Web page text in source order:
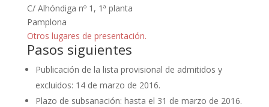
C/ Alhóndiga nº 1, 1ª planta
Pamplona
Otros lugares de presentación.
Pasos siguientes
Publicación de la lista provisional de admitidos y
excluidos: 14 de marzo de 2016.
Plazo de subsanación: hasta el 31 de marzo de 2016.